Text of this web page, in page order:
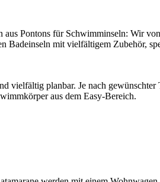
Pontons für Schwimminseln: Wir
Badeinseln mit vielfältigem Zubehör,
vielfältig planbar. Je nach
aus dem Easy-Bereich.